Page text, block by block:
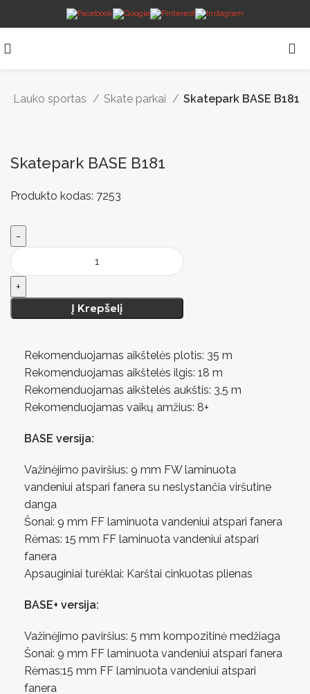
Lauko sportas Skate parkai Skatepark BASE B181
Skatepark BASE B181
Produkto kodas: 7253
Į Krepšelį
Rekomenduojamas aikštelės plotis: 35 m
Rekomenduojamas aikštelės ilgis: 18 m
Rekomenduojamas aikštelės aukštis: 3,5 m
Rekomenduojamas vaikų amžius: 8+
BASE versija:
Važinėjimo paviršius: 9 mm FW laminuota
vandeniui atspari fanera su neslystančia viršutine
danga
Šonai: 9 mm FF laminuota vandeniui atspari fanera
Rėmas: 15 mm FF laminuota vandeniui atspari
fanera
Apsauginiai turėklai: Karštai cinkuotas plienas
BASE+ versija:
Važinėjimo paviršius: 5 mm kompozitinė medžiaga
Šonai: 9 mm FF laminuota vandeniui atspari fanera
Rėmas:15 mm FF laminuota vandeniui atspari
fanera